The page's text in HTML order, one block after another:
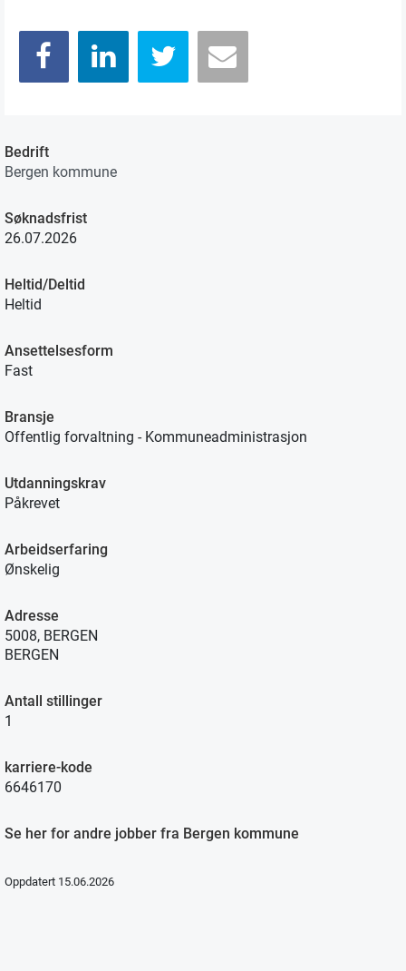
Bedrift
Bergen kommune
Søknadsfrist
26.07.2026
Heltid/Deltid
Heltid
Ansettelsesform
Fast
Bransje
Offentlig forvaltning - Kommuneadministrasjon
Utdanningskrav
Påkrevet
Arbeidserfaring
Ønskelig
Adresse
5008, BERGEN
BERGEN
Antall stillinger
1
karriere-kode
6646170
Se her for andre jobber fra Bergen kommune
Oppdatert 15.06.2026